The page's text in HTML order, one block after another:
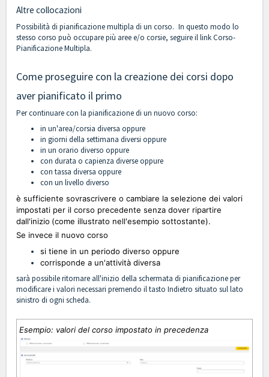
Altre collocazioni
Possibilità di pianificazione multipla di un corso. In questo modo lo
stesso corso può occupare più aree e/o corsie, seguire il linkCorso-
Pianificazione Multipla.
Come proseguire con la creazione dei corsi dopo
aver pianificato il primo
Per continuare con la pianificazione di un nuovo corso:
in un'area/corsia diversa oppure
in giorni della settimana diversi oppure
in un orario diverso oppure
con durata o capienza diverse oppure
con tassa diversa oppure
con un livello diverso
è sufficiente sovrascrivere o cambiare la selezione dei valori
impostati per il corso precedente senza dover ripartire
dall'inizio (come illustrato nell'esempio sottostante).
Se invece il nuovo corso
si tiene in un periodo diverso oppure
corrisponde a un'attività diversa
sarà possibile ritornare all'inizio della schermata di pianificazione per
modificare i valori necessari premendo il tasto Indietro situato sul lato
sinistro di ogni scheda.
Esempio: valori del corso impostato in precedenza